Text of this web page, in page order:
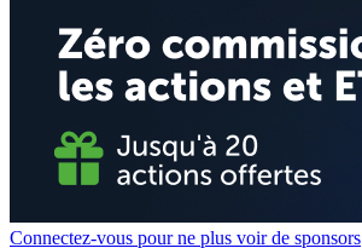
Connectez-vous pour ne plus voir de sponsors